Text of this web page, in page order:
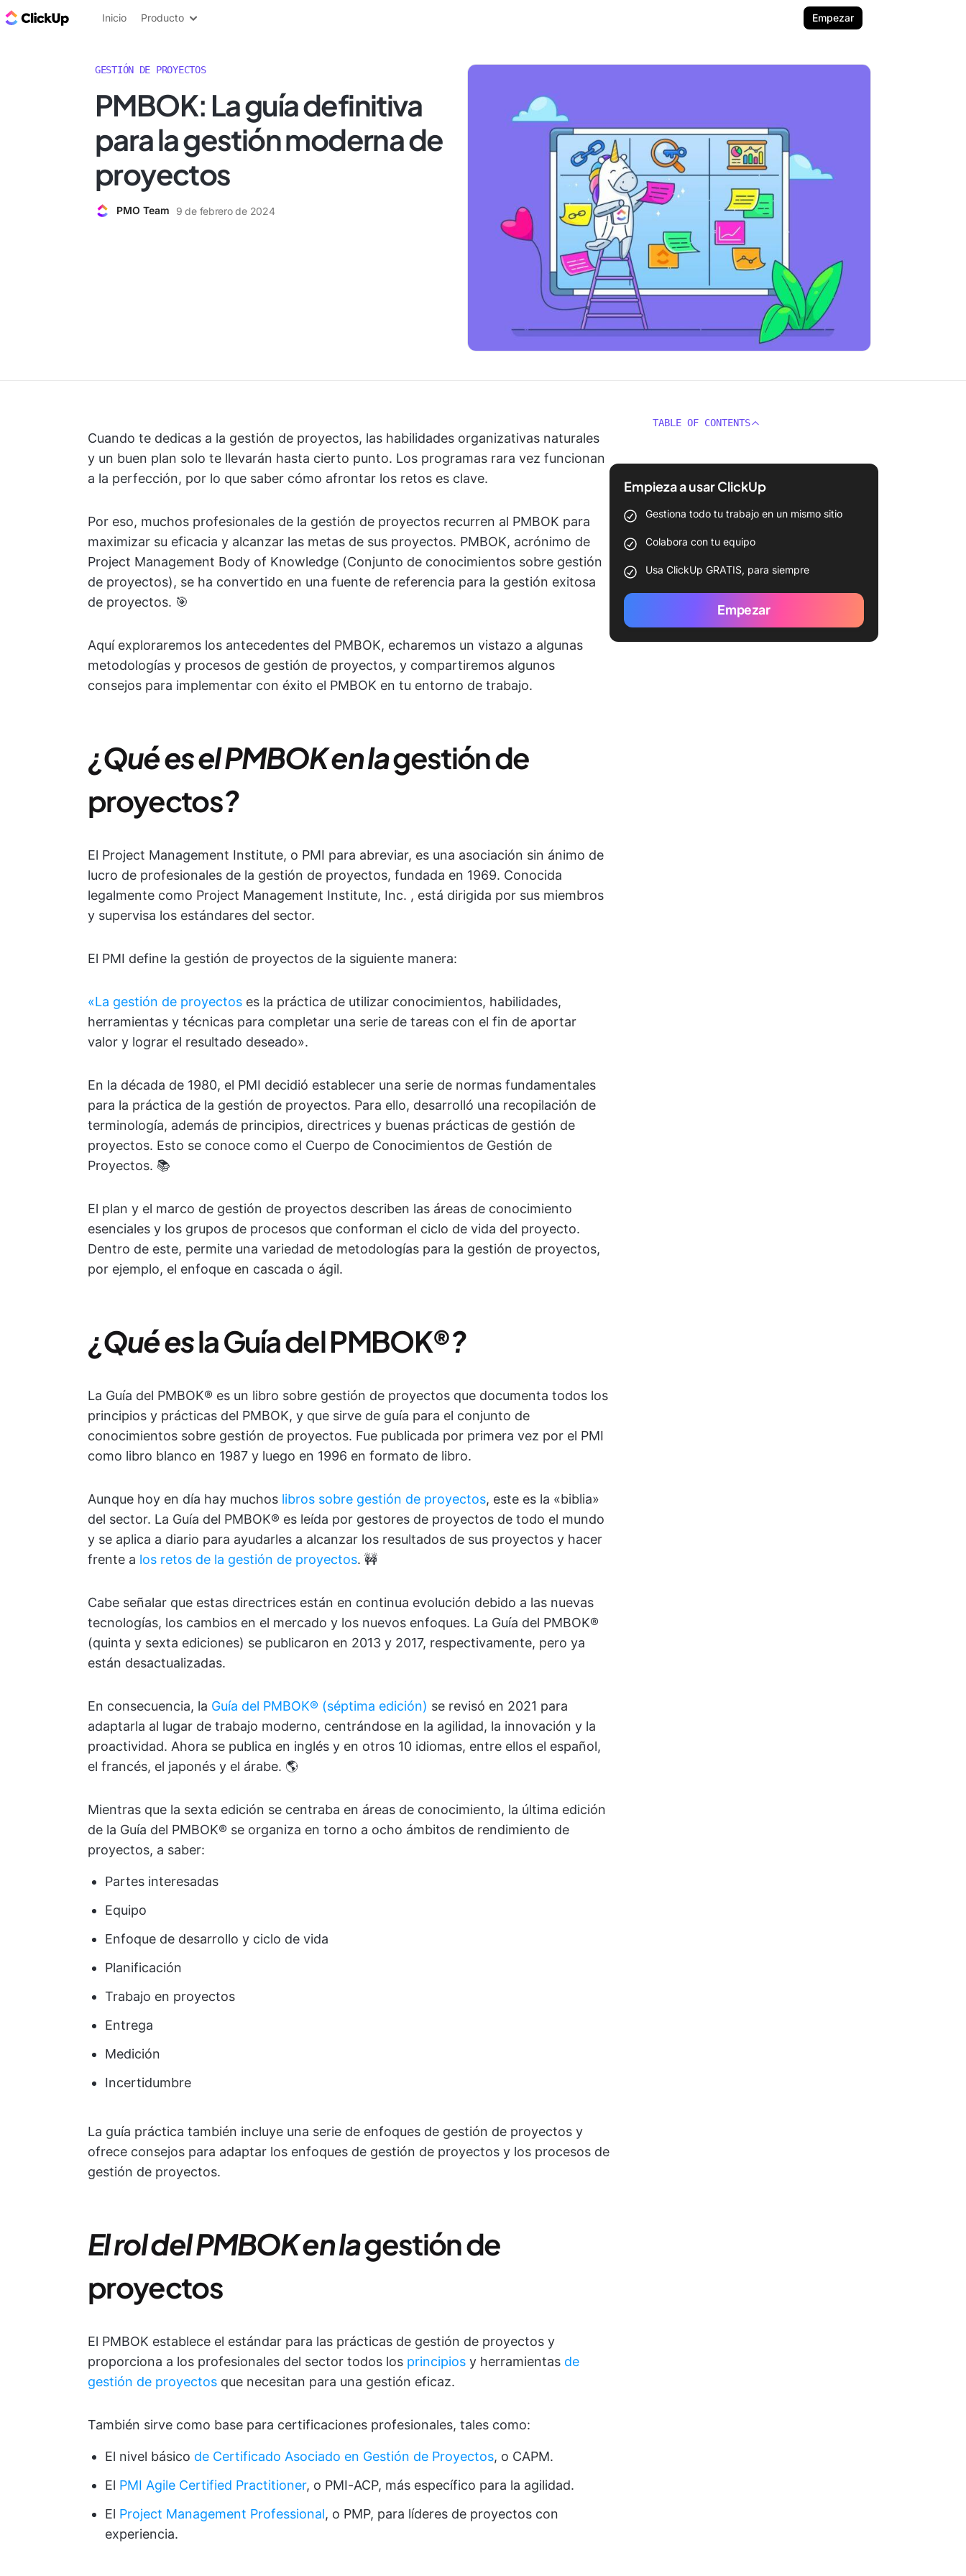
ClickUp Blog
Inicio Producto Empezar
GESTIÓN DE PROYECTOS
PMBOK: La guía definitiva
para la gestión moderna de
proyectos
PMO Team 9 de febrero de 2024
Cuando te dedicas a la gestión de proyectos, las habilidades organizativas naturales
y un buen plan solo te llevarán hasta cierto punto. Los programas rara vez funcionan
a la perfección, por lo que saber cómo afrontar los retos es clave.
Por eso, muchos profesionales de la gestión de proyectos recurren al PMBOK para
maximizar su eficacia y alcanzar las metas de sus proyectos. PMBOK, acrónimo de
Project Management Body of Knowledge (Conjunto de conocimientos sobre gestión
de proyectos), se ha convertido en una fuente de referencia para la gestión exitosa
de proyectos. 🎯
Aquí exploraremos los antecedentes del PMBOK, echaremos un vistazo a algunas
metodologías y procesos de gestión de proyectos, y compartiremos algunos
consejos para implementar con éxito el PMBOK en tu entorno de trabajo.
¿Qué es el PMBOK en lagestión de
proyectos?
El Project Management Institute, o PMI para abreviar, es una asociación sin ánimo de
lucro de profesionales de la gestión de proyectos, fundada en 1969. Conocida
legalmente como Project Management Institute, Inc. , está dirigida por sus miembros
y supervisa los estándares del sector.
El PMI define la gestión de proyectos de la siguiente manera:
«La gestión de proyectos es la práctica de utilizar conocimientos, habilidades,
herramientas y técnicas para completar una serie de tareas con el fin de aportar
valor y lograr el resultado deseado».
En la década de 1980, el PMI decidió establecer una serie de normas fundamentales
para la práctica de la gestión de proyectos. Para ello, desarrolló una recopilación de
terminología, además de principios, directrices y buenas prácticas de gestión de
proyectos. Esto se conoce como el Cuerpo de Conocimientos de Gestión de
Proyectos. 📚
El plan y el marco de gestión de proyectos describen las áreas de conocimiento
esenciales y los grupos de procesos que conforman el ciclo de vida del proyecto.
Dentro de este, permite una variedad de metodologías para la gestión de proyectos,
por ejemplo, el enfoque en cascada o ágil.
¿Qué esla Guía del PMBOK®?
La Guía del PMBOK® es un libro sobre gestión de proyectos que documenta todos los
principios y prácticas del PMBOK, y que sirve de guía para el conjunto de
conocimientos sobre gestión de proyectos. Fue publicada por primera vez por el PMI
como libro blanco en 1987 y luego en 1996 en formato de libro.
Aunque hoy en día hay muchos libros sobre gestión de proyectos, este es la «biblia»
del sector. La Guía del PMBOK® es leída por gestores de proyectos de todo el mundo
y se aplica a diario para ayudarles a alcanzar los resultados de sus proyectos y hacer
frente a los retos de la gestión de proyectos. 🚧
Cabe señalar que estas directrices están en continua evolución debido a las nuevas
tecnologías, los cambios en el mercado y los nuevos enfoques. La Guía del PMBOK®
(quinta y sexta ediciones) se publicaron en 2013 y 2017, respectivamente, pero ya
están desactualizadas.
En consecuencia, la Guía del PMBOK® (séptima edición) se revisó en 2021 para
adaptarla al lugar de trabajo moderno, centrándose en la agilidad, la innovación y la
proactividad. Ahora se publica en inglés y en otros 10 idiomas, entre ellos el español,
el francés, el japonés y el árabe. 🌎
Mientras que la sexta edición se centraba en áreas de conocimiento, la última edición
de la Guía del PMBOK® se organiza en torno a ocho ámbitos de rendimiento de
proyectos, a saber:
Partes interesadas
Equipo
Enfoque de desarrollo y ciclo de vida
Planificación
Trabajo en proyectos
Entrega
Medición
Incertidumbre
La guía práctica también incluye una serie de enfoques de gestión de proyectos y
ofrece consejos para adaptar los enfoques de gestión de proyectos y los procesos de
gestión de proyectos.
El rol del PMBOK en lagestión de
proyectos
El PMBOK establece el estándar para las prácticas de gestión de proyectos y
proporciona a los profesionales del sector todos los principios y herramientas de
gestión de proyectos que necesitan para una gestión eficaz.
También sirve como base para certificaciones profesionales, tales como:
El nivel básico de Certificado Asociado en Gestión de Proyectos, o CAPM.
El PMI Agile Certified Practitioner, o PMI-ACP, más específico para la agilidad.
El Project Management Professional, o PMP, para líderes de proyectos con
experiencia.
TABLE OF CONTENTS
Empieza a usar ClickUp
Gestiona todo tu trabajo en un mismo sitio
Colabora con tu equipo
Usa ClickUp GRATIS, para siempre
Empezar